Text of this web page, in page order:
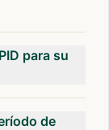
para su
de